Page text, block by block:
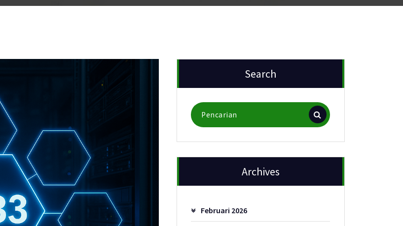
Search
Pencarian
untuk:
Archives
Februari 2026